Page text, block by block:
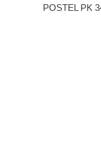
POSTEL PK